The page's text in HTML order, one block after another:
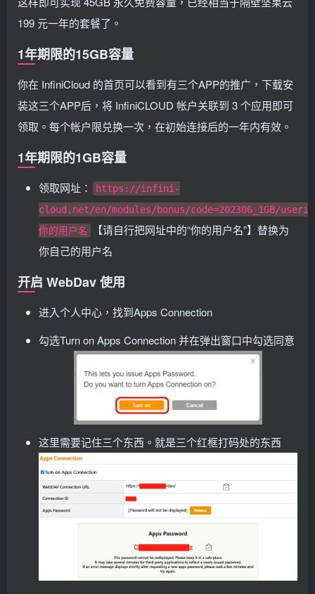
199 元一年的套餐了。
1年期限的15GB容量
你在 InfiniCloud 的首页可以看到有三个APP的推广，下载安
装这三个APP后，将 InfiniCLOUD 帐户关联到 3 个应用即可
领取。每个帐户限兑换一次，在初始连接后的一年内有效。
1年期限的1GB容量
领取网址：
https://infini-
cloud.net/en/modules/bonus/code=202306_1GB/
你的用户名
【请自行把网址中的“你的用户名”】替换为
你自己的用户名
开启 WebDav 使用
进入个人中心，找到Apps Connection
勾选Turn on Apps Connection 并在弹出窗口中勾选同意
这里需要记住三个东西。就是三个红框打码处的东西